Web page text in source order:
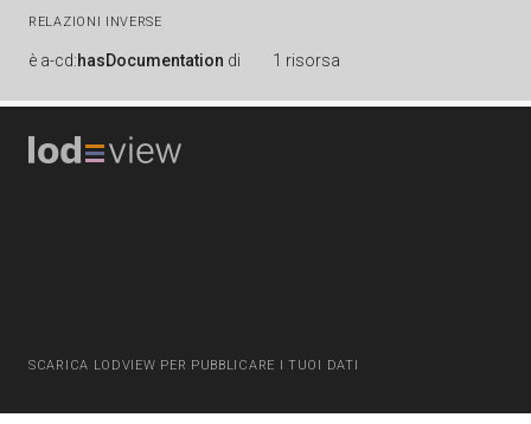
RELAZIONI INVERSE
è a-cd:hasDocumentation di 1 risorsa
SCARICA LODVIEW PER PUBBLICARE I TUOI DATI